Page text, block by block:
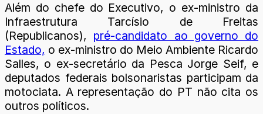
Além do chefe do Executivo, o ex-ministro da
Infraestrutura Tarcísio de Freitas
(Republicanos), pré-candidato ao governo do
Estado, o ex-ministro do Meio Ambiente Ricardo
Salles, o ex-secretário da Pesca Jorge Seif, e
deputados federais bolsonaristas participam da
motociata. A representação do PT não cita os
outros políticos.